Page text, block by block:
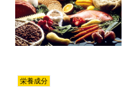
栄養成分